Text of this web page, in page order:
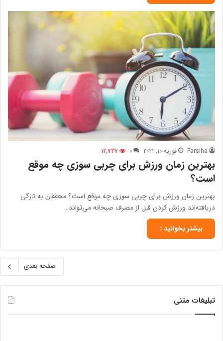
Farsiha فوریه 10, 2021 0
12,737
بهترین زمان ورزش برای چربی سوزی چه موقع
است؟
بهترین زمان ورزش برای چربی سوزی چه موقع است؟ محققان به تازگی
دریافته‌اند ورزش کردن قبل از مصرف صبحانه می‌تواند…
بیشتر بخوانید »
صفحه بعدی
تبلیغات متنی